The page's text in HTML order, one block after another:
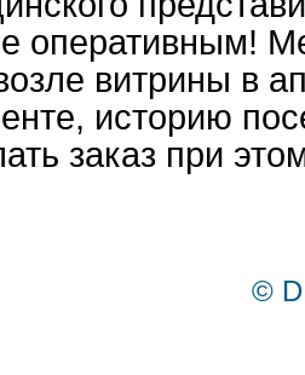
оперативным!
витрины в
историю
заказ при
©